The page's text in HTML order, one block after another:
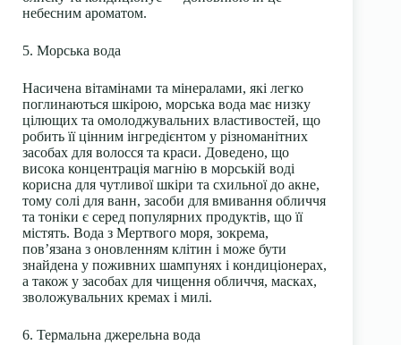
небесним ароматом.
5. Морська вода
Насичена вітамінами та мінералами, які легко
поглинаються шкірою, морська вода має низку
цілющих та омолоджувальних властивостей, що
робить її цінним інгредієнтом у різноманітних
засобах для волосся та краси. Доведено, що
висока концентрація магнію в морській воді
корисна для чутливої шкіри та схильної до акне,
тому солі для ванн, засоби для вмивання обличчя
та тоніки є серед популярних продуктів, що її
містять. Вода з Мертвого моря, зокрема,
пов’язана з оновленням клітин і може бути
знайдена у поживних шампунях і кондиціонерах,
а також у засобах для чищення обличчя, масках,
зволожувальних кремах і милі.
6. Термальна джерельна вода